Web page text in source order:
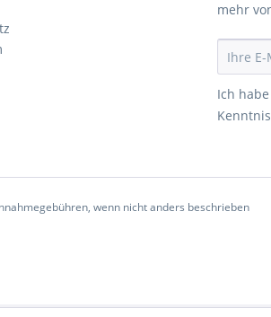
mehr
Ich
wenn nicht anders beschrieben